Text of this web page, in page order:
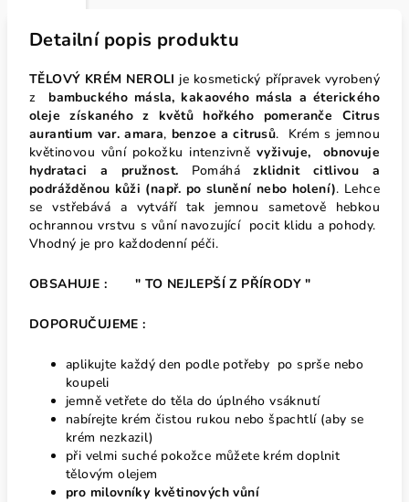
Detailní popis produktu
TĚLOVÝ KRÉM NEROLI je kosmetický přípravek vyrobený
z bambuckého másla, kakaového másla a éterického
oleje získaného z květů hořkého pomeranče Citrus
aurantium var. amara, benzoe a citrusů. Krém s jemnou
květinovou vůní pokožku intenzivně vyživuje, obnovuje
hydrataci a pružnost. Pomáházklidnit citlivou a
podrážděnou kůži (např. po slunění nebo holení). Lehce
se vstřebává a vytváří tak jemnou sametově hebkou
ochrannou vrstvu s vůní navozující pocit klidu a pohody.
Vhodný je pro každodenní péči.
OBSAHUJE : " TO NEJLEPŠÍ Z PŘÍRODY "
DOPORUČUJEME :
aplikujte každý den podle potřeby po sprše nebo
koupeli
jemně vetřete do těla do úplného vsáknutí
nabírejte krém čistou rukou nebo špachtlí (aby se
krém nezkazil)
při velmi suché pokožce můžete krém doplnit
tělovým olejem
pro milovníky květinových vůní